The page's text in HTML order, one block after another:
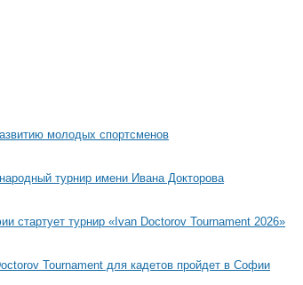
молодых спортсменов
турнир имени Ивана Докторова
стартует турнир «Ivan Doctorov Tournament 2026»
Tournament для кадетов пройдет в Софии